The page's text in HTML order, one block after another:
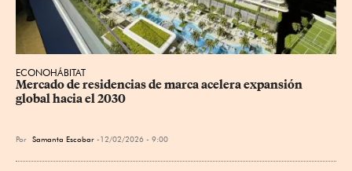
ECONOHÁBITAT
Mercado de residencias de marca acelera expansión
global hacia el 2030
Por Samanta Escobar 12/02/2026 - 9:00